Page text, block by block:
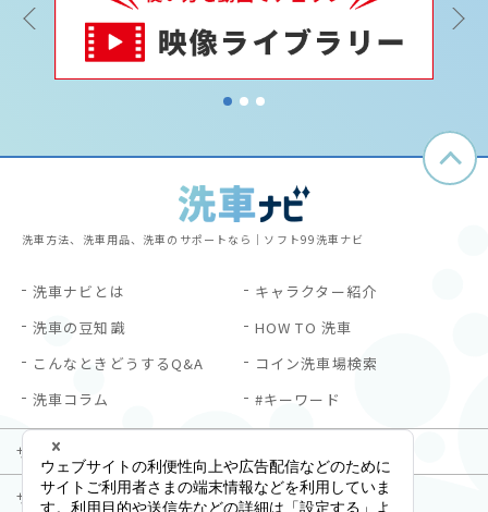
Previous
1 2
洗車方法、洗車用品、洗車のサポートなら｜ソフト99洗車ナビ
洗車ナビとは
キャラクター紹介
洗車の豆知識
HOW TO 洗車
こんなときどうするQ&A
コイン洗車場検索
洗車コラム
#キーワード
サイトご利用にあたって
サイトマップ お問い合わせ